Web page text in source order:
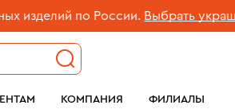
по России. Выбрать украшение
КОМПАНИЯ ФИЛИАЛЫ